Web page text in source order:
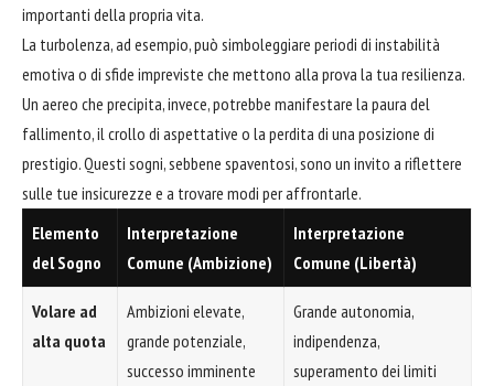
importanti della propria vita.
La turbolenza, ad esempio, può simboleggiare periodi di instabilità
emotiva o di sfide impreviste che mettono alla prova la tua resilienza.
Un aereo che precipita, invece, potrebbe manifestare la paura del
fallimento, il crollo di aspettative o la perdita di una posizione di
prestigio. Questi sogni, sebbene spaventosi, sono un invito a riflettere
sulle tue insicurezze e a trovare modi per affrontarle.
Elemento
del Sogno
Interpretazione
Comune (Ambizione)
Interpretazione
Comune (Libertà)
Volare ad
alta quota
Ambizioni elevate,
grande potenziale,
successo imminente
Grande autonomia,
indipendenza,
superamento dei limiti